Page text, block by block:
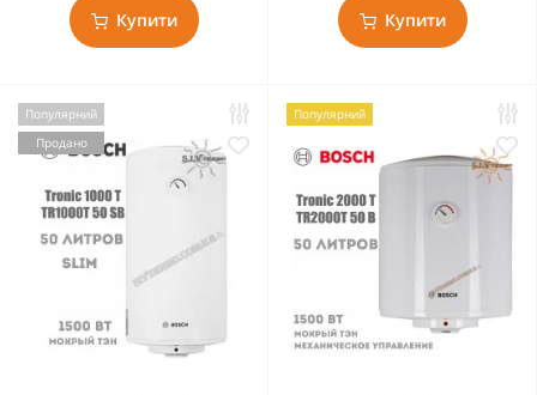
Купити Купити
Популярний
Продано
Популярний